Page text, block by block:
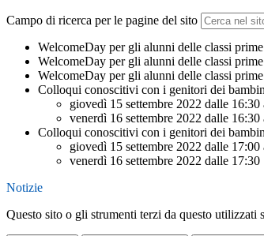
Campo di ricerca per le pagine del sito
WelcomeDay per gli alunni delle classi
WelcomeDay per gli alunni delle classi
WelcomeDay per gli alunni delle classi
Colloqui conoscitivi con i genitori dei
giovedì 15 settembre 2022 dalle 16:30
venerdì 16 settembre 2022 dalle
Colloqui conoscitivi con i genitori dei
giovedì 15 settembre 2022 dalle 17:00
venerdì 16 settembre 2022 dalle
Notizie
Questo sito o gli strumenti terzi da questo